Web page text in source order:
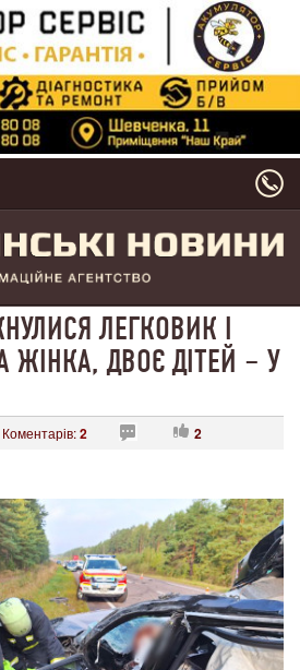
ЛЕГКОВИК І
ЖІНКА, ДВОЄ ДІТЕЙ – У
Коментарів:2 2